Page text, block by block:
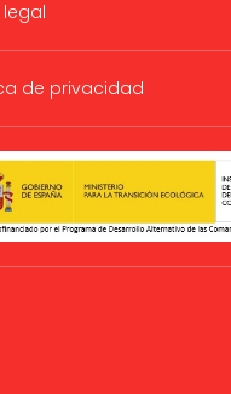
de privacidad